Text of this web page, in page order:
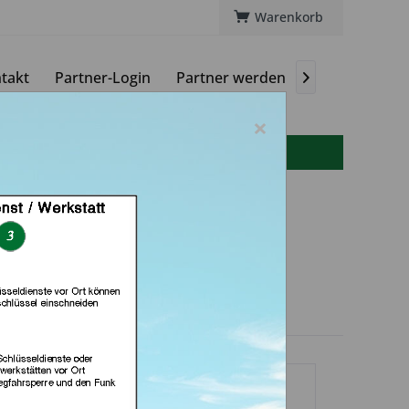
Warenkorb
Partner-Login Partner werden 
Schuh -und
(in Coburg)
×